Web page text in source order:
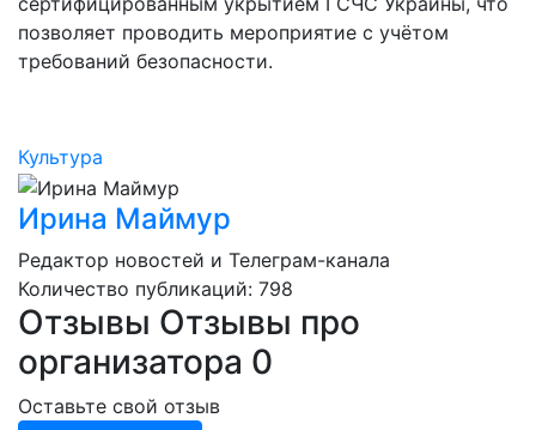
позволяет проводить мероприятие с учётом
требований безопасности.
Культура
Ирина Маймур
Редактор новостей и Телеграм-канала
Количество публикаций: 798
Отзывы Отзывы про
организатора 0
Оставьте свой отзыв